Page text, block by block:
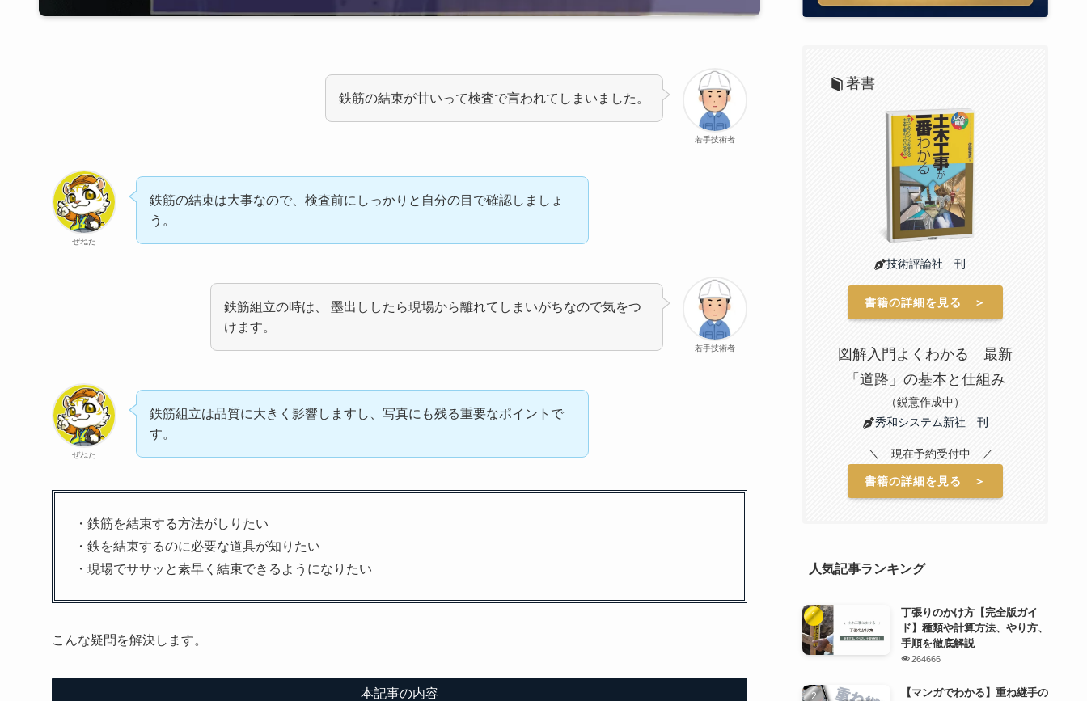
若手技術者
鉄筋の結束が甘いって検査で言われてしまいました。
ぜねた
鉄筋の結束は大事なので、検査前にしっかりと自分の目で確認しましょ
う。
若手技術者
鉄筋組立の時は、 墨出ししたら現場から離れてしまいがちなので気をつ
けます。
ぜねた
鉄筋組立は品質に大きく影響しますし、写真にも残る重要なポイントで
す。
・鉄筋を結束する方法がしりたい
・鉄を結束するのに必要な道具が知りたい
・現場でササッと素早く結束できるようになりたい
こんな疑問を解決します。
本記事の内容
著書
技術評論社 刊
書籍の詳細を見る ＞
図解入門よくわかる 最新
「道路」の基本と仕組み
（鋭意作成中）
秀和システム新社 刊
＼ 現在予約受付中 ／
書籍の詳細を見る ＞
人気記事ランキング
丁張りのかけ方【完全版ガイ
ド】種類や計算方法、やり方、
手順を徹底解説
264666
【マンガでわかる】重ね継手の